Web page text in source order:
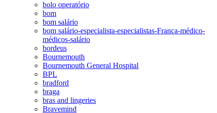
bolo operatório
bom
bom salário
bom salário-especialista-especialistas-França-médico-
médicos-salário
bordeus
Bournemouth
Bournemouth General Hospital
BPL
bradford
braga
bras and lingeries
Bravemind